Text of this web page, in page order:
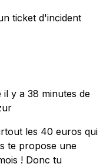
ticket d'incident
il y a 38 minutes de
les 40 euros qui
te propose une
! Donc tu